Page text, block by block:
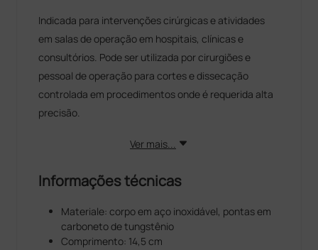
Indicada para intervenções cirúrgicas e atividades
em salas de operação em hospitais, clínicas e
consultórios. Pode ser utilizada por cirurgiões e
pessoal de operação para cortes e dissecação
controlada em procedimentos onde é requerida alta
precisão.
Ver mais...
Informações técnicas
Materiale: corpo em aço inoxidável, pontas em
carboneto de tungstênio
Comprimento: 14,5 cm